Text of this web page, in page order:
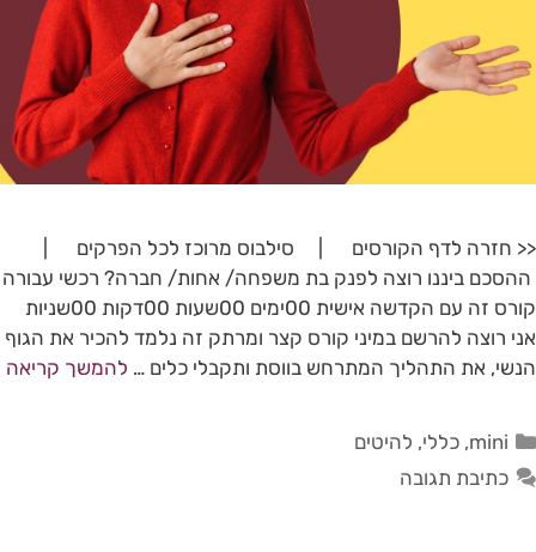
<< חזרה לדף הקורסים | סילבוס מרוכז לכל הפרקים |
ההסכם ביננו רוצה לפנק בת משפחה/ אחות/ חברה? רכשי עבורה
קורס זה עם הקדשה אישית 00ימים 00שעות 00דקות 00שניות
אני רוצה להרשם במיני קורס קצר ומרתק זה נלמד להכיר את הגוף
הנשי, את התהליך המתרחש בווסת ותקבלי כלים … להמשך קריאה
mini
,כללי, להיטים
כתיבת תגובה